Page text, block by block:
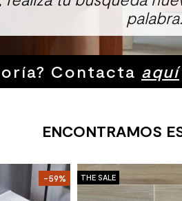
palabra.
Contacta aquí
ENCONTRAMOS
-59% THE SALE